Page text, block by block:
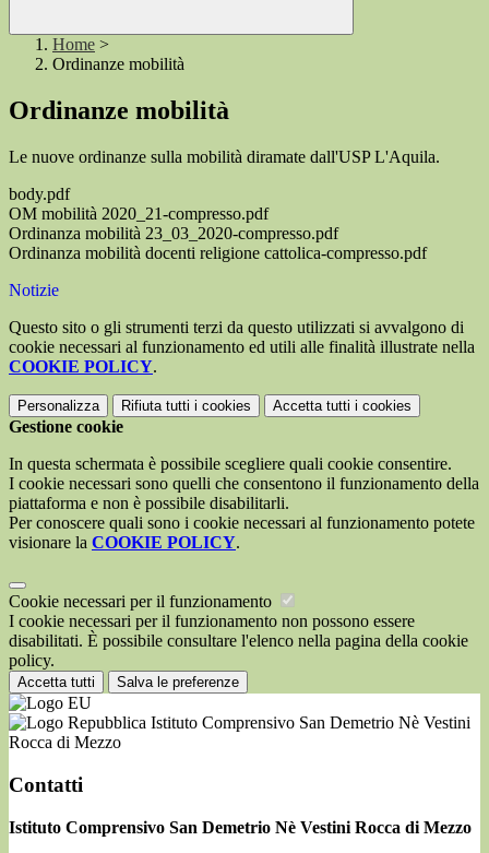
Home >
Ordinanze mobilità
Ordinanze mobilità
Le nuove ordinanze sulla mobilità diramate dall'USP L'Aquila.
body.pdf
OM mobilità 2020_21-compresso.pdf
Ordinanza mobilità 23_03_2020-compresso.pdf
Ordinanza mobilità docenti religione cattolica-compresso.pdf
Notizie
Questo sito o gli strumenti terzi da questo utilizzati si avvalgono di
cookie necessari al funzionamento ed utili alle finalità illustrate nella
COOKIE POLICY.
Personalizza Rifiuta tutti i cookies Accetta tutti i cookies
Gestione cookie
In questa schermata è possibile scegliere quali cookie consentire.
I cookie necessari sono quelli che consentono il funzionamento della
piattaforma e non è possibile disabilitarli.
Per conoscere quali sono i cookie necessari al funzionamento potete
visionare la COOKIE POLICY.
Cookie necessari per il funzionamento
I cookie necessari per il funzionamento non possono essere
disabilitati. È possibile consultare l'elenco nella pagina della cookie
policy.
Accetta tutti Salva le preferenze
Istituto Comprensivo San Demetrio Nè Vestini
Rocca di Mezzo
Contatti
Istituto Comprensivo San Demetrio Nè Vestini Rocca di Mezzo